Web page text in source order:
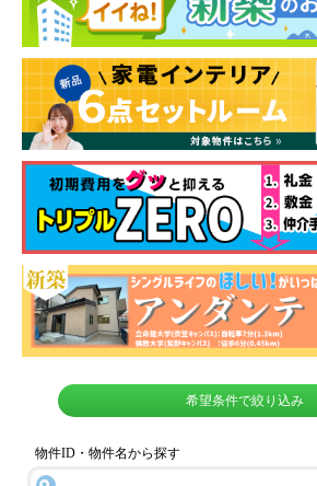
希望条件で絞り込み
物件ID・物件名から探す